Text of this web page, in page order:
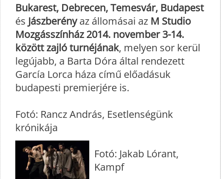
Bukarest, Debrecen, Temesvár, Budapest
és Jászberényaz állomásai az M Studio
Mozgásszínház 2014. november 3-14.
között zajló turnéjának, melyen sor kerül
legújabb, a Barta Dóra által rendezett
García Lorca háza című előadásuk
budapesti premierjére is.
Fotó: Rancz András, Esetlenségünk
krónikája
Fotó: Jakab Lórant,
Kampf